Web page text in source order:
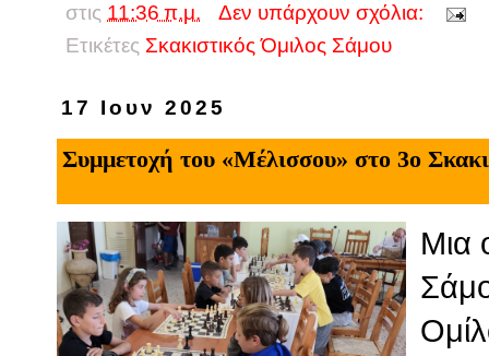
στις 11:36 π.μ.
Δεν υπάρχουν σχόλια:
Ετικέτες Σκακιστικός Όμιλος Σάμου
17 Ιουν 2025
Συμμετοχή του «Μέλισσου» στο 3ο
Μια